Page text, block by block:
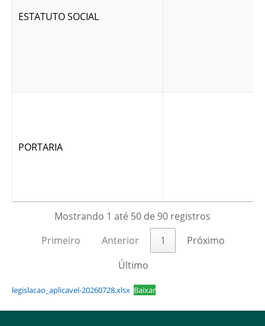
ESTATUTO SOCIAL
PORTARIA
Mostrando 1 até 50 de 90 registros
Primeiro
Anterior 1
Próximo
Último
legislacao_aplicavel-20260728.xlsx Baixar